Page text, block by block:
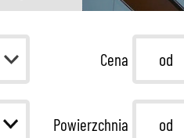
HOME STAGING
Cena
Powierzchnia